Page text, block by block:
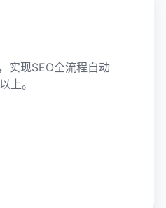
实现SEO全流程自动
上。